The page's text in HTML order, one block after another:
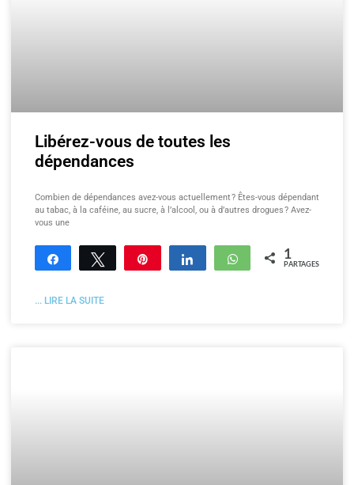
Libérez-vous de toutes les
dépendances
Combien de dépendances avez-vous actuellement ? Êtes-vous dépendant
au tabac, à la caféine, au sucre, à l’alcool, ou à d’autres drogues ? Avez-
vous une
Partagez Tweetez Enregistrer Partagez WhatsApp
1
PARTAGES
... LIRE LA SUITE